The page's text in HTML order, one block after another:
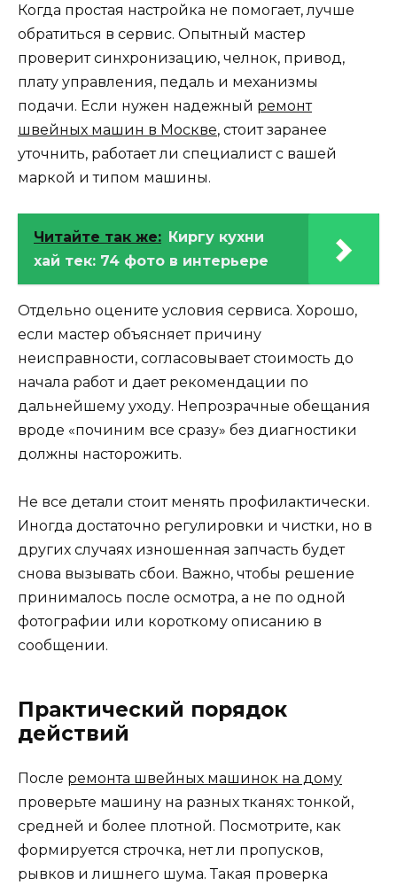
Когда простая настройка не помогает, лучше
обратиться в сервис. Опытный мастер
проверит синхронизацию, челнок, привод,
плату управления, педаль и механизмы
подачи. Если нужен надежный ремонт
швейных машин в Москве, стоит заранее
уточнить, работает ли специалист с вашей
маркой и типом машины.
Читайте так же: Киргу кухни
хай тек: 74 фото в интерьере
Отдельно оцените условия сервиса. Хорошо,
если мастер объясняет причину
неисправности, согласовывает стоимость до
начала работ и дает рекомендации по
дальнейшему уходу. Непрозрачные обещания
вроде «починим все сразу» без диагностики
должны насторожить.
Не все детали стоит менять профилактически.
Иногда достаточно регулировки и чистки, но в
других случаях изношенная запчасть будет
снова вызывать сбои. Важно, чтобы решение
принималось после осмотра, а не по одной
фотографии или короткому описанию в
сообщении.
Практический порядок
действий
После ремонта швейных машинок на дому
проверьте машину на разных тканях: тонкой,
средней и более плотной. Посмотрите, как
формируется строчка, нет ли пропусков,
рывков и лишнего шума. Такая проверка